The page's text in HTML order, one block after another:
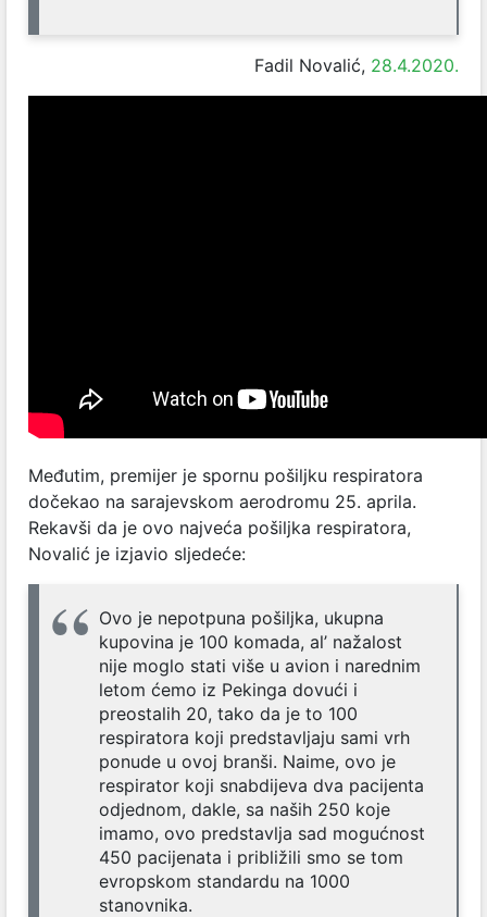
Fadil Novalić, 28.4.2020.
Međutim, premijer je spornu pošiljku respiratora
dočekao na sarajevskom aerodromu 25. aprila.
Rekavši da je ovo najveća pošiljka respiratora,
Novalić je izjavio sljedeće:
Ovo je nepotpuna pošiljka, ukupna
kupovina je 100 komada, al’ nažalost
nije moglo stati više u avion i narednim
letom ćemo iz Pekinga dovući i
preostalih 20, tako da je to 100
respiratora koji predstavljaju sami vrh
ponude u ovoj branši. Naime, ovo je
respirator koji snabdijeva dva pacijenta
odjednom, dakle, sa naših 250 koje
imamo, ovo predstavlja sad mogućnost
450 pacijenata i približili smo se tom
evropskom standardu na 1000
stanovnika.